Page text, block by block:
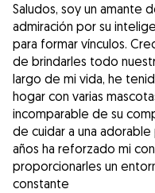
Saludos, soy un amante
admiración por su
para formar vínculos.
de brindarles todo
largo de mi vida, he
hogar con varias
incomparable de su
de cuidar a una
años ha reforzado mi
proporcionarles un
constante